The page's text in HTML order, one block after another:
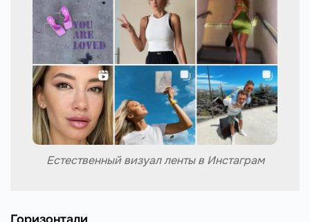
Естественный визуал ленты в Инстаграм